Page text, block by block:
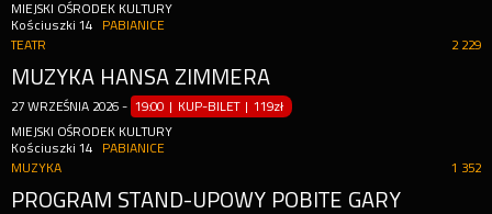
MIEJSKI OŚRODEK KULTURY
Kościuszki 14
PABIANICE
2 229
TEATR
MUZYKA HANSA ZIMMERA
27 WRZEŚNIA 2026 - 19:00 | KUP-BILET |119zł
MIEJSKI OŚRODEK KULTURY
Kościuszki 14
PABIANICE
1 352
MUZYKA
PROGRAM STAND-UPOWY POBITE GARY